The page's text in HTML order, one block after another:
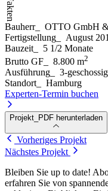
Fakten
Bauherr_
OTTO GmbH
Fertigstellung
August
Bauzeit
5 1/2 Monate
Brutto GF
8.800 m2
Ausführung
3-geschossig
Standort
Hamburg
Experten-Termin buchen
Projekt_PDF herunterladen
Vorheriges Projekt
Nächstes Projekt
Bleiben Sie up to date!
erfahren Sie von